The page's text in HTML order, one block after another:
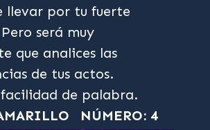
llevar por tu fuerte
será muy
que analices las
de tus actos.
de palabra.
NÚMERO: 4